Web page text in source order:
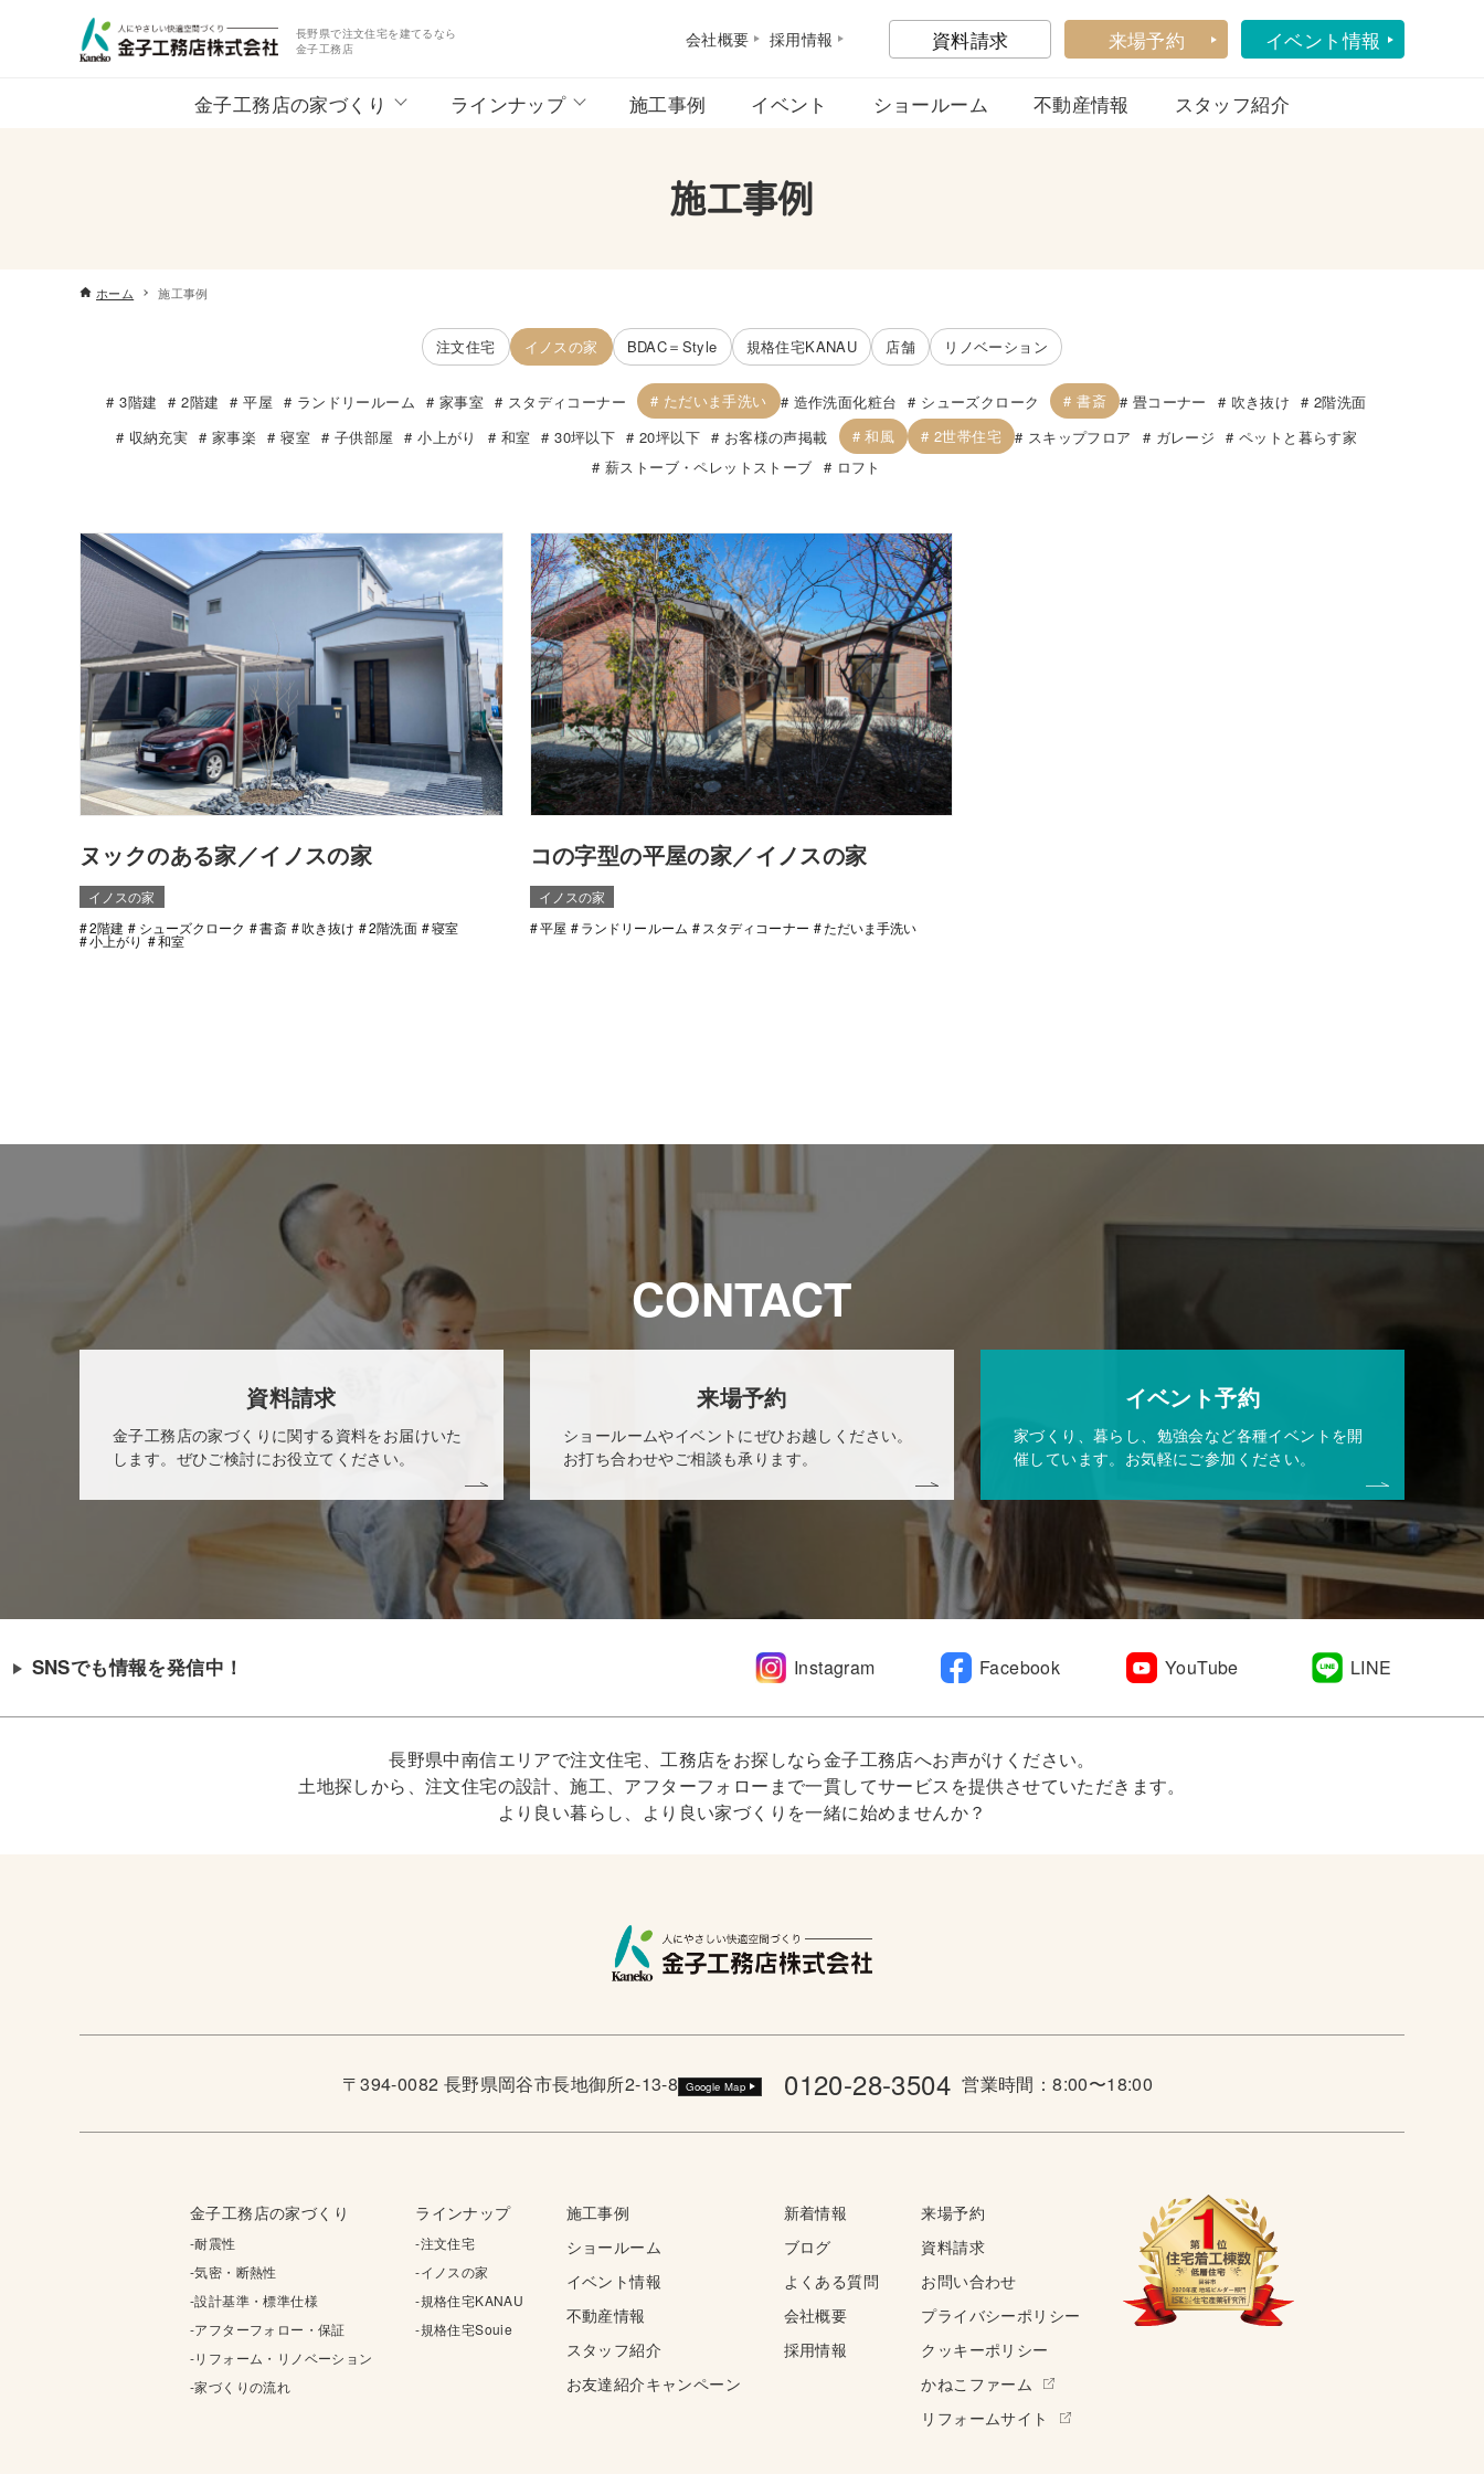
長野県で注文住宅を建てるなら
金子工務店
会社概要 採用情報 資料請求 来場予約 イベント情報
金子工務店の家づくり ラインナップ 施工事例 イベント ショールーム 不動産情報 スタッフ紹介
施工事例
ホーム 施工事例
注文住宅 イノスの家 BDAC＝Style 規格住宅KANAU 店舗 リノベーション
3階建 2階建 平屋 ランドリールーム 家事室 スタディコーナー ただいま手洗い 造作洗面化粧台 シューズクローク 書斎 畳コーナー 吹き抜け
2階洗面
収納充実
家事楽 寝室 子供部屋 小上がり 和室 30坪以下 20坪以下 お客様の声掲載 和風 2世帯住宅 スキップフロア ガレージ
ペットと暮らす家
薪ストーブ・ペレットストーブ
ロフト
ヌックのある家／イノスの家
イノスの家
2階建
シューズクローク 書斎 吹き抜け 2階洗面 寝室
小上がり 和室
コの字型の平屋の家／イノスの家
イノスの家
平屋
ランドリールーム スタディコーナー ただいま手洗い
CONTACT
資料請求
金子工務店の家づくりに関する資料をお届けいた
します。ぜひご検討にお役立てください。
来場予約
ショールームやイベントにぜひお越しください。
お打ち合わせやご相談も承ります。
イベント予約
家づくり、暮らし、勉強会など各種イベントを開
催しています。お気軽にご参加ください。
SNSでも情報を発信中！ Instagram Facebook YouTube LINE
長野県中南信エリアで注文住宅、工務店をお探しなら金子工務店へお声がけください。
土地探しから、注文住宅の設計、施工、アフターフォローまで一貫してサービスを提供させていただきます。
より良い暮らし、より良い家づくりを一緒に始めませんか？
〒394-0082 長野県岡谷市長地御所2-13-8 Google Map 0120-28-3504 営業時間：8:00〜18:00
金子工務店の家づくり
-耐震性
-気密・断熱性
-設計基準・標準仕様
-アフターフォロー・保証
-リフォーム・リノベーション
-家づくりの流れ
ラインナップ
-注文住宅
-イノスの家
-規格住宅KANAU
-規格住宅Souie
施工事例
ショールーム
イベント情報
不動産情報
スタッフ紹介
お友達紹介キャンペーン
新着情報
ブログ
よくある質問
会社概要
採用情報
来場予約
資料請求
お問い合わせ
プライバシーポリシー
クッキーポリシー
かねこファーム
リフォームサイト